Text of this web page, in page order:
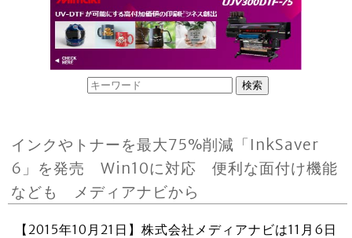
インクやトナーを最大75%削減「InkSaver
6」を発売 Win10に対応 便利な面付け機能
なども メディアナビから
【2015年10月21日】株式会社メディアナビは11月6日